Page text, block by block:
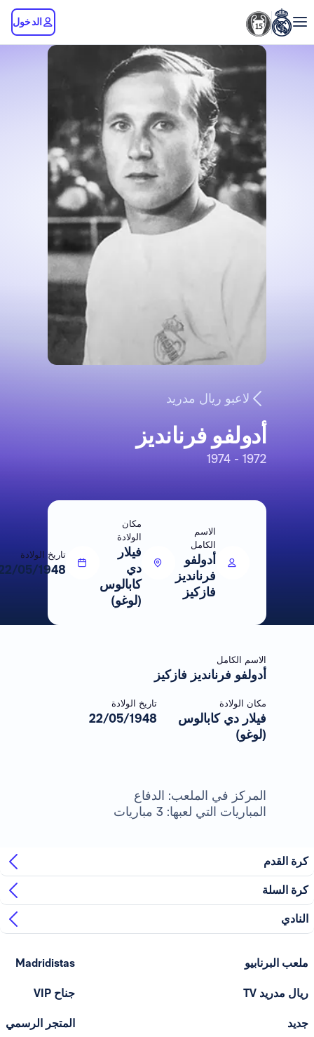
الدخول
لاعبو ريال مدريد
أدولفو فرنانديز
1972 - 1974
الاسم
الكامل
أدولفو
فرنانديز
فازكيز
مكان
الولادة
فيلار
دي
كابالوس
(لوغو)
تاريخ الولادة
22/05/1948
الاسم الكامل
أدولفو فرنانديز فازكيز
مكان الولادة
فيلار دي كابالوس
(لوغو)
تاريخ الولادة
22/05/1948
المركز في الملعب: الدفاع
المباريات التي لعبها: 3 مباريات
كرة القدم
كرة السلة
النادي
ملعب البرنابيو
ريال مدريد TV
جديد
Madridistas
جناح VIP
المتجر الرسمي